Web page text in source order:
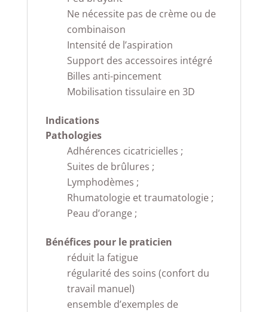
Ne nécessite pas de crème ou de
combinaison
Intensité de l’aspiration
Support des accessoires intégré
Billes anti-pincement
Mobilisation tissulaire en 3D
Indications
Pathologies
Adhérences cicatricielles ;
Suites de brûlures ;
Lymphodèmes ;
Rhumatologie et traumatologie ;
Peau d’orange ;
Bénéfices pour le praticien
réduit la fatigue
régularité des soins (confort du
travail manuel)
ensemble d’exemples de